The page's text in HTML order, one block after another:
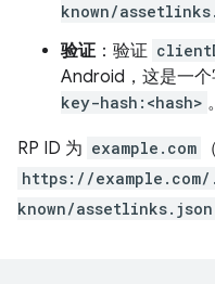
known/
验证：验证
Android，这是一
key-hash:<hash> 。
RP ID 为 example.com
https://
known/assetlinks.json